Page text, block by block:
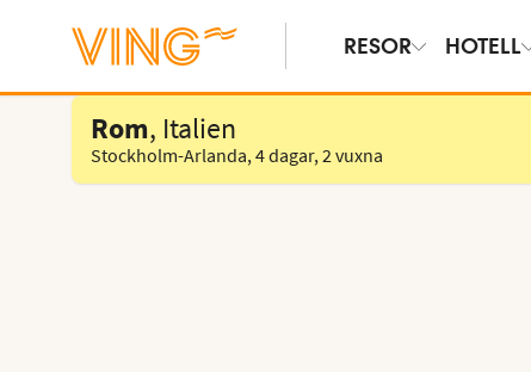
RESOR HOTELL
Välj hotell
Rom, Italien
Stockholm-Arlanda,4 dagar,2 vuxna